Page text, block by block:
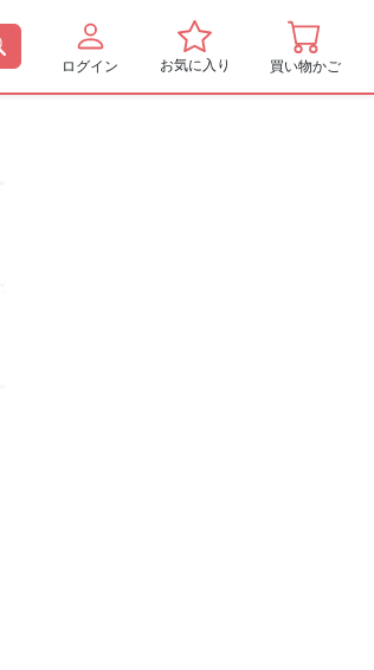
ログイン お気に入り 買い物かご